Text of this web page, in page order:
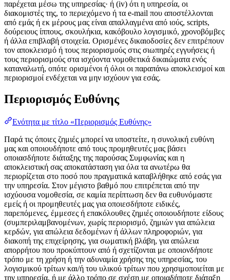
παρέχεται μέσω της υπηρεσίας· ή (iv) ότι η υπηρεσία, οι
διακομιστές της, το περιεχόμενο ή τα e-mail που αποστέλλονται
από εμάς ή εκ μέρους μας είναι απαλλαγμένα από ιούς, scripts,
δούρειους ίππους, σκουλήκια, κακόβουλο λογισμικό, χρονοβόμβες
ή άλλα επιβλαβή στοιχεία. Ορισμένες δικαιοδοσίες δεν επιτρέπουν
τον αποκλεισμό ή τους περιορισμούς στις σιωπηρές εγγυήσεις ή
τους περιορισμούς στα ισχύοντα νομοθετικά δικαιώματα ενός
καταναλωτή, οπότε ορισμένοι ή όλοι οι παραπάνω αποκλεισμοί και
περιορισμοί ενδέχεται να μην ισχύουν για εσάς.
Περιορισμός Ευθύνης
Ενότητα με τίτλο «Περιορισμός Ευθύνης»
Παρά τις όποιες ζημιές μπορεί να υποστείτε, η συνολική ευθύνη
μας και οποιουδήποτε από τους προμηθευτές μας βάσει
οποιασδήποτε διάταξης της παρούσας Συμφωνίας και η
αποκλειστική σας αποκατάσταση για όλα τα ανωτέρω θα
περιορίζεται στο ποσό που πραγματικά καταβλήθηκε από εσάς για
την υπηρεσία. Στον μέγιστο βαθμό που επιτρέπεται από την
ισχύουσα νομοθεσία, σε καμία περίπτωση δεν θα ευθυνόμαστε
εμείς ή οι προμηθευτές μας για οποιεσδήποτε ειδικές,
παρεπόμενες, έμμεσες ή επακόλουθες ζημιές οποιουδήποτε είδους
(συμπεριλαμβανομένων, χωρίς περιορισμό, ζημιών για απώλεια
κερδών, για απώλεια δεδομένων ή άλλων πληροφοριών, για
διακοπή της επιχείρησης, για σωματική βλάβη, για απώλεια
απορρήτου που προκύπτουν από ή σχετίζονται με οποιονδήποτε
τρόπο με τη χρήση ή την αδυναμία χρήσης της υπηρεσίας, του
λογισμικού τρίτων και/ή του υλικού τρίτων που χρησιμοποιείται με
την υπηρεσία, ή με άλλο τρόπο σε σχέση με οποιαδήποτε διάταξη